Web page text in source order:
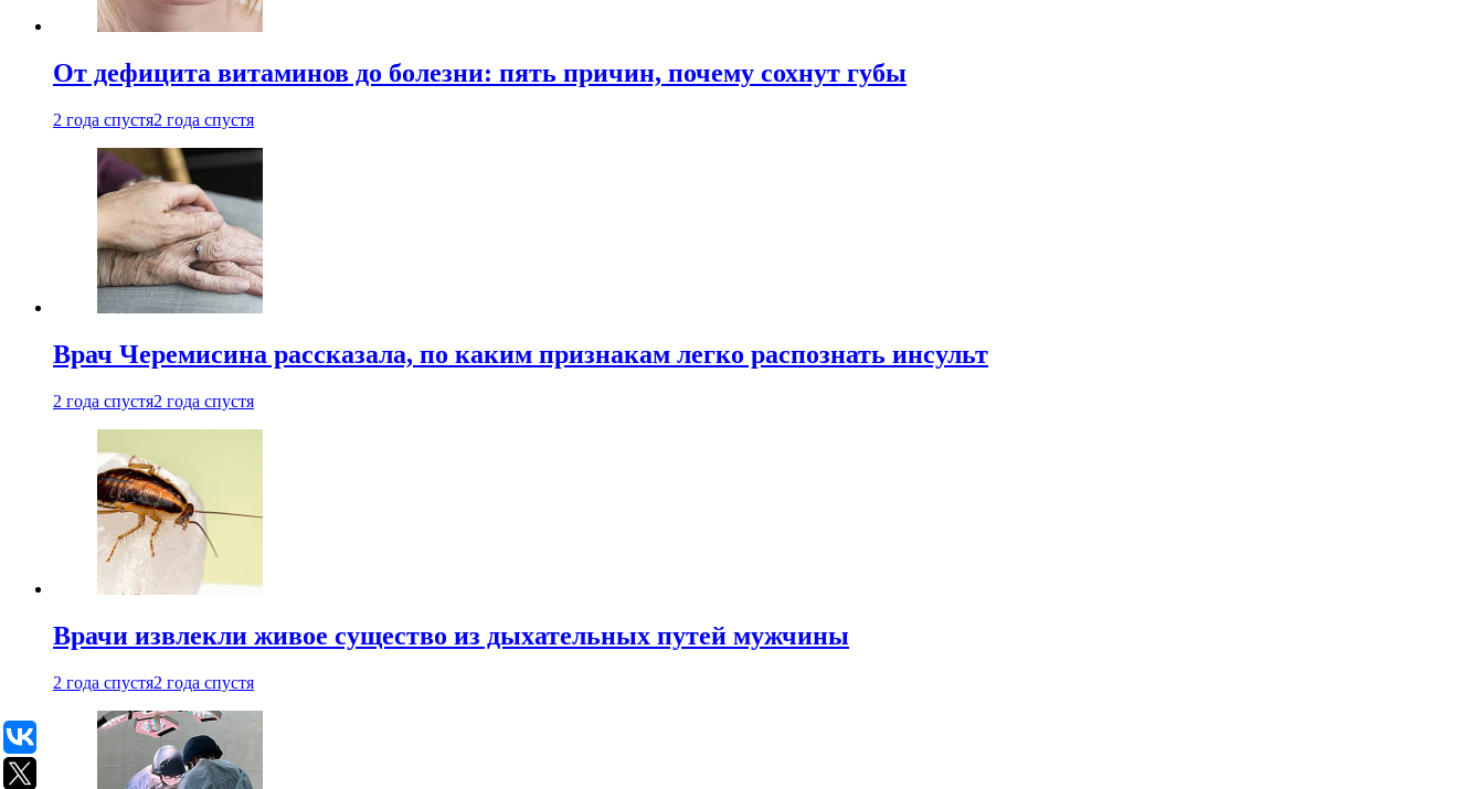
От дефицита витаминов до болезни: пять причин, почему сохнут губы
2 года спустя2 года спустя
Врач Черемисина рассказала, по каким признакам легко распознать инсульт
2 года спустя2 года спустя
Врачи извлекли живое существо из дыхательных путей мужчины
2 года спустя2 года спустя